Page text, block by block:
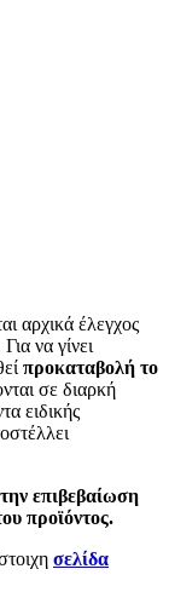
αρχικά έλεγχος
να γίνει
προκαταβολή το
σε διαρκή
ειδικής
επιβεβαίωση
προϊόντος.
σελίδα